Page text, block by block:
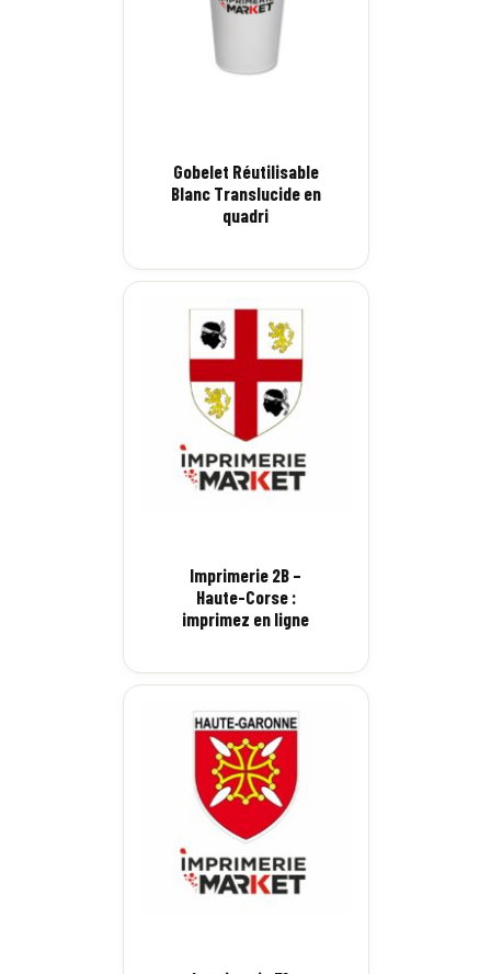
Gobelet Réutilisable
Blanc Translucide en
quadri
Imprimerie 2B –
Haute-Corse :
imprimez en ligne